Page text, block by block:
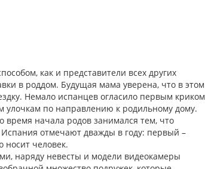
как и представители всех других
в роддом. Будущая мама уверена, что в этом
Немало испанцев огласило первым криком
улочкам по направлению к родильному дому.
время начала родов занимался тем, что
отмечают дважды в году: первый –
носит человек.
наряду невесты и модели видеокамеры